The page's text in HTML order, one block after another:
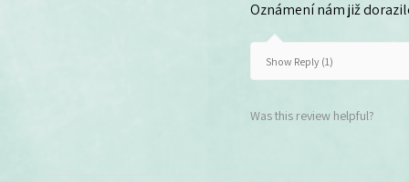
Oznámení nám již
Show Reply (1)
Was this review helpful?